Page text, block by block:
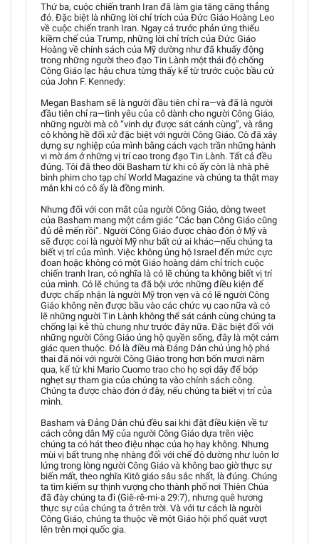
Thứ ba, cuộc chiến tranh Iran đã làm gia tăng căng thẳng
đó. Đặc biệt là những lời chỉ trích của Đức Giáo Hoàng Leo
về cuộc chiến tranh Iran. Ngay cả trước phản ứng thiếu
kiềm chế của Trump, những lời chỉ trích của Đức Giáo
Hoàng về chính sách của Mỹ dường như đã khuấy động
trong những người theo đạo Tin Lành một thái độ chống
Công Giáo lạc hậu chưa từng thấy kể từ trước cuộc bầu cử
của John F. Kennedy:
Megan Basham sẽ là người đầu tiên chỉ ra—và đã là người
đầu tiên chỉ ra—tình yêu của cô dành cho người Công Giáo,
những người mà cô “vinh dự được sát cánh cùng”, và rằng
cô không hề đối xử đặc biệt với người Công Giáo. Cô đã xây
dựng sự nghiệp của mình bằng cách vạch trần những hành
vi mờ ám ở những vị trí cao trong đạo Tin Lành. Tất cả đều
đúng. Tôi đã theo dõi Basham từ khi cô ấy còn là nhà phê
bình phim cho tạp chí World Magazine và chúng ta thật may
mắn khi có cô ấy là đồng minh.
Nhưng đối với con mắt của người Công Giáo, dòng tweet
của Basham mang một cảm giác “Các bạn Công Giáo cũng
đủ dễ mến rồi”. Người Công Giáo được chào đón ở Mỹ và
sẽ được coi là người Mỹ như bất cứ ai khác—nếu chúng ta
biết vị trí của mình. Việc không ủng hộ Israel đến mức cực
đoan hoặc không có một Giáo hoàng dám chỉ trích cuộc
chiến tranh Iran, có nghĩa là có lẽ chúng ta không biết vị trí
của mình. Có lẽ chúng ta đã bội ước những điều kiện để
được chấp nhận là người Mỹ trọn vẹn và có lẽ người Công
Giáo không nên được bầu vào các chức vụ cao nữa và có
lẽ những người Tin Lành không thể sát cánh cùng chúng ta
chống lại kẻ thù chung như trước đây nữa. Đặc biệt đối với
những người Công Giáo ủng hộ quyền sống, đây là một cảm
giác quen thuộc. Đó là điều mà Đảng Dân chủ ủng hộ phá
thai đã nói với người Công Giáo trong hơn bốn mươi năm
qua, kể từ khi Mario Cuomo trao cho họ sợi dây để bóp
nghẹt sự tham gia của chúng ta vào chính sách công.
Chúng ta được chào đón ở đây, nếu chúng ta biết vị trí của
mình.
Basham và Đảng Dân chủ đều sai khi đặt điều kiện về tư
cách công dân Mỹ của người Công Giáo dựa trên việc
chúng ta có hát theo điệu nhạc của họ hay không. Nhưng
mùi vị bất trung nhẹ nhàng đối với chế độ dường như luôn lơ
lửng trong lòng người Công Giáo và không bao giờ thực sự
biến mất, theo nghĩa Kitô giáo sâu sắc nhất, là đúng. Chúng
ta tìm kiếm sự thịnh vượng cho thành phố nơi Thiên Chúa
đã đày chúng ta đi (Giê-rê-mi-a 29:7), nhưng quê hương
thực sự của chúng ta ở trên trời. Và với tư cách là người
Công Giáo, chúng ta thuộc về một Giáo hội phổ quát vượt
lên trên mọi quốc gia.